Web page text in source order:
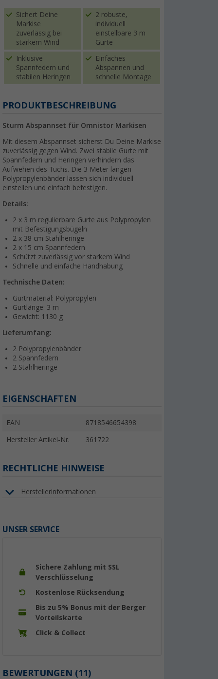
Sichert Deine
Markise
zuverlässig bei
starkem Wind
2 robuste,
individuell
einstellbare 3 m
Gurte
Inklusive
Spannfedern und
stabilen Heringen
Einfaches
Abspannen und
schnelle Montage
PRODUKTBESCHREIBUNG
Sturm Abspannset für Omnistor Markisen
Mit diesem Abspannset sicherst Du Deine Markise
zuverlässig gegen Wind. Zwei stabile Gurte mit
Spannfedern und Heringen verhindern das
Aufwehen des Tuchs. Die 3 Meter langen
Polypropylenbänder lassen sich individuell
einstellen und einfach befestigen.
Details:
2 x 3 m regulierbare Gurte aus Polypropylen
mit Befestigungsbügeln
2 x 38 cm Stahlheringe
2 x 15 cm Spannfedern
Schützt zuverlässig vor starkem Wind
Schnelle und einfache Handhabung
Technische Daten:
Gurtmaterial: Polypropylen
Gurtlänge: 3 m
Gewicht: 1130 g
Lieferumfang:
2 Polypropylenbänder
2 Spannfedern
2 Stahlheringe
EIGENSCHAFTEN
EAN 8718546654398
Hersteller Artikel-Nr. 361722
RECHTLICHE HINWEISE
Herstellerinformationen
UNSER SERVICE
Sichere Zahlung mit SSL
Verschlüsselung
Kostenlose Rücksendung
Bis zu 5% Bonus mit der Berger
Vorteilskarte
Click & Collect
BEWERTUNGEN (11)